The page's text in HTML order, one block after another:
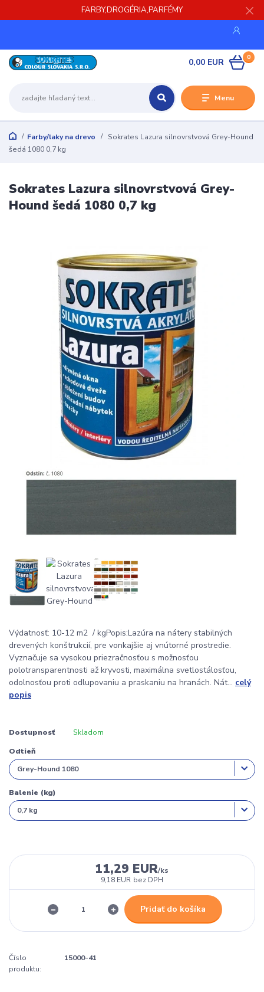
FARBY,DROGÉRIA,PARFÉMY
Menu
0
0,00 EUR
Farby/laky na drevo
Sokrates Lazura silnovrstvová Grey-Hound
šedá 1080 0,7 kg
Sokrates Lazura silnovrstvová Grey-
Hound šedá 1080 0,7 kg
Výdatnosť: 10-12 m2 / kgPopis:Lazúra na nátery stabilných
drevených konštrukcií, pre vonkajšie aj vnútorné prostredie.
Vyznačuje sa vysokou priezračnosťou s možnosťou
polotransparentnosti až kryvosti, maximálna svetlostálosťou,
odolnosťou proti odlupovaniu a praskaniu na hranách. Nát... celý
popis
Dostupnosť Skladom
Odtieň
Balenie (kg)
11,29 EUR/ks
9,18 EUR bez DPH
Pridať do košíka
Číslo
produktu:
15000-41